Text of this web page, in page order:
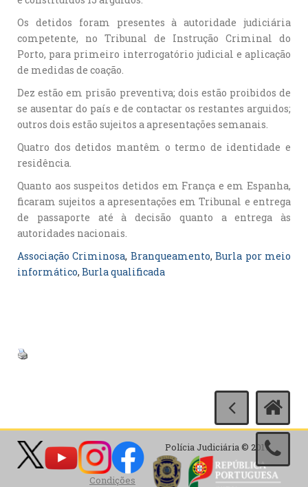
Os detidos foram presentes à autoridade judiciária
competente, no Tribunal de Instrução Criminal do
Porto, para primeiro interrogatório judicial e aplicação
de medidas de coação.
Dez estão em prisão preventiva; dois estão proibidos de
se ausentar do país e de contactar os restantes arguidos;
outros dois estão sujeitos a apresentações semanais.
Quatro dos detidos mantêm o termo de identidade e
residência.
Quanto aos suspeitos detidos em França e em Espanha,
ficaram sujeitos a apresentações em Tribunal e entrega
de passaporte até à decisão quanto a entrega às
autoridades nacionais.
Associação Criminosa, Branqueamento, Burla por meio
informático, Burla qualificada
Polícia Judiciária © 2017
Condições